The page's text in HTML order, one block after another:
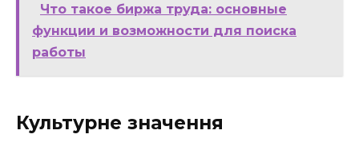
Что такое биржа труда: основные
функции и возможности для поиска
работы
Культурне значення